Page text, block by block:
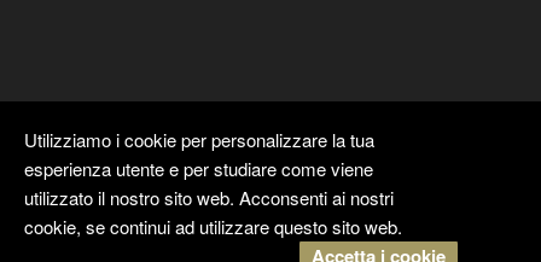
Utilizziamo i cookie per personalizzare la tua
esperienza utente e per studiare come viene
utilizzato il nostro sito web. Acconsenti ai nostri
cookie, se continui ad utilizzare questo sito web.
Accetta i cookie